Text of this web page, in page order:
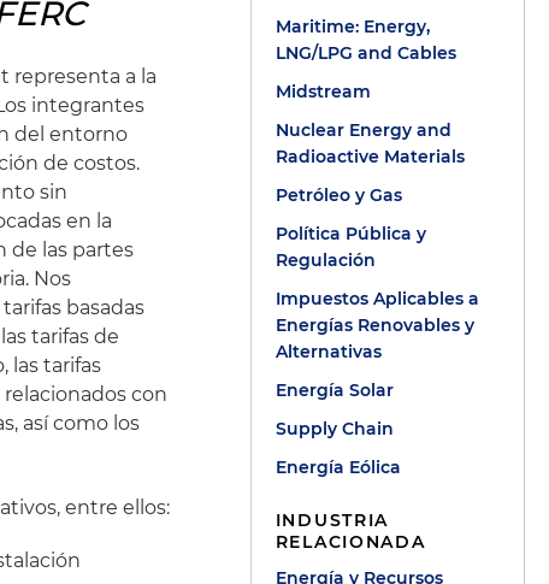
representa a la
integrantes
del entorno
de costos.
sin
en la
de las partes
Nos
basadas
tarifas de
las tarifas
con
así como los
entre ellos:
Maritime: Energy,
LNG/LPG and Cables
Midstream
Nuclear Energy and
Radioactive Materials
Petróleo y Gas
Política Pública y
Regulación
Impuestos Aplicables a
Energías Renovables y
Alternativas
Energía Solar
Supply Chain
Energía Eólica
INDUSTRIA
RELACIONADA
Energía y Recursos